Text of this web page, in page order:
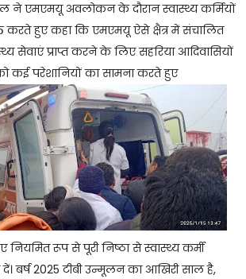
ने एमएमयू अवलोकन के दौरान स्वास्थ्य कर्मियों
करते हुए कहा कि एमएमयू ऐसे क्षैत्र में संचालित
सेवाएं प्राप्त करने के लिए सहरिया आदिवासियों
कई परेशानियों का सामना करते हुए
नियमित रूप से पूरी निष्ठा से स्वास्थ्य कर्मी
बर्ष 2025 टीबी उन्मूलन का आखिरी साल है,